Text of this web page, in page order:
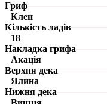
Гриф
Клен
Кількість ладів
18
Накладка грифа
Акація
Верхня дека
Ялина
Нижня дека